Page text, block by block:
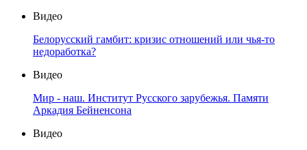
Видео
Белорусский гамбит: кризис отношений или чья-то
недоработка?
Видео
Мир - наш. Институт Русского зарубежья. Памяти
Аркадия Бейненсона
Видео